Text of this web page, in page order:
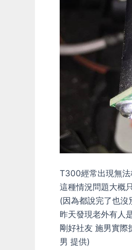
T300經常出現無
這種情況問題大概
(因為都說完了也
昨天發現老外有人
剛好社友 施男實
男 提供)